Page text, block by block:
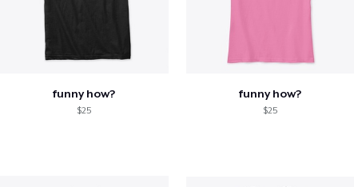
funny how?
$25
funny how?
$25